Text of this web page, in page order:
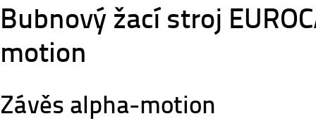
Bubnový žací stroj
motion
Závěs alpha-motion